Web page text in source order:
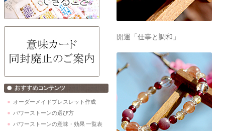
オーダーメイドブレスレット作成
パワーストーンの選び方
パワーストーンの意味・効果 一覧表
開運「仕事と調和」